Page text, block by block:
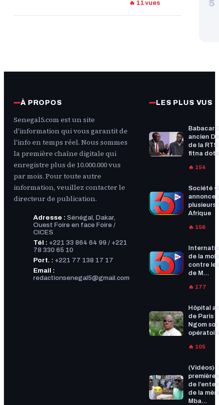
🔥 11 vues
5
À PROPOS
Senegal5.com est un site
d'information qui vous garantit de
l'info en temps réel. Nous sommes
la première chaîne digitale qui
enregistre plus de 10.000.000 vus
par mois. Pour toute autre
information, veuillez contacter le
directeur de publication.
Adresse : Sénégal, Dakar,
Ouest Foire en face Foire /
CICES
Tél : +221 33 864 64 99 / +221
78 330 65 10
Port. : +221 77 138 17 17
Email :
redactionsenegal5@gmail.com
LES PLUS VUS
Babacar
ancien
de la RTS
fitna
🔥 154
Société
annonce
plusieurs
Afrique
🔥 156
de la
contre
de M...
🔥 177
Hôpital
de Paris :
Ngom
🔥 105
(Vidéos)-
de
de la
Mba...